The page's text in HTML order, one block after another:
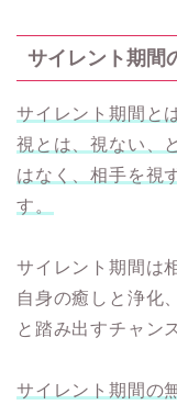
サイレント期間
サイレント期間と
視とは、視ない、
はなく、相手を視
す。
サイレント期間は
自身の癒しと浄化
と踏み出すチャン
サイレント期間の